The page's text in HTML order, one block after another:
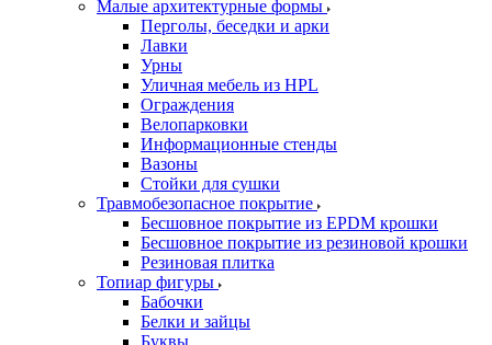
Малые архитектурные формы
Перголы, беседки и арки
Лавки
Урны
Уличная мебель из HPL
Ограждения
Велопарковки
Информационные стенды
Вазоны
Стойки для сушки
Травмобезопасное покрытие
Бесшовное покрытие из EPDM крошки
Бесшовное покрытие из резиновой крошки
Резиновая плитка
Топиар фигуры
Бабочки
Белки и зайцы
Буквы